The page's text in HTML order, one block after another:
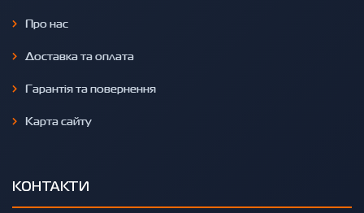
Про нас
Доставка та оплата
Гарантія та повернення
Карта сайту
КОНТАКТИ